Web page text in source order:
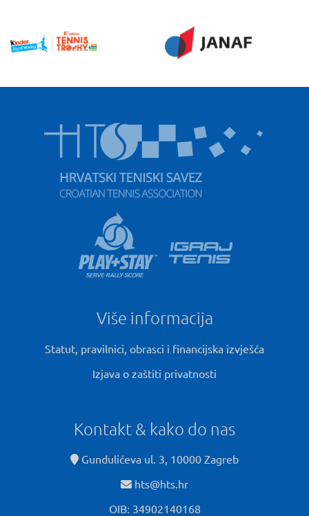
Više informacija
Statut, pravilnici, obrasci i financijska izvješća
Izjava o zaštiti privatnosti
Kontakt & kako do nas
Gundulićeva ul. 3, 10000 Zagreb
hts@hts.hr
OIB: 34902140168